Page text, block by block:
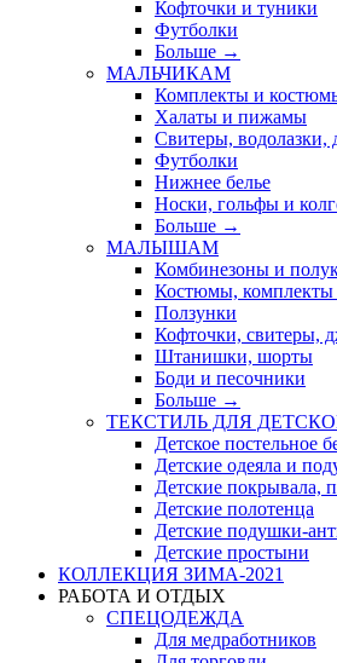
Кофточки и туники
Футболки
Больше →
МАЛЬЧИКАМ
Комплекты и
Халаты и пижамы
Свитеры, водолазки,
Футболки
Нижнее белье
Носки, гольфы и
Больше →
МАЛЫШАМ
Комбинезоны и
Костюмы,
Ползунки
Кофточки, свитеры,
Штанишки, шорты
Боди и песочники
Больше →
ТЕКСТИЛЬ ДЛЯ
Детское постельное
Детские одеяла и
Детские покрывала,
Детские полотенца
Детские подушки-
Детские простыни
КОЛЛЕКЦИЯ ЗИМА-2021
РАБОТА И ОТДЫХ
СПЕЦОДЕЖДА
Для медработников